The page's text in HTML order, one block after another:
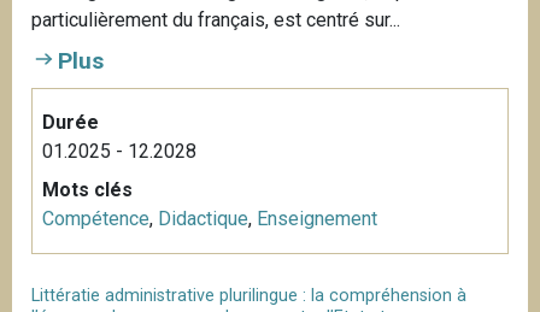
particulièrement du français, est centré sur...
Plus
Durée
01.2025 - 12.2028
Mots clés
Compétence, Didactique, Enseignement
Littératie administrative plurilingue : la compréhension à